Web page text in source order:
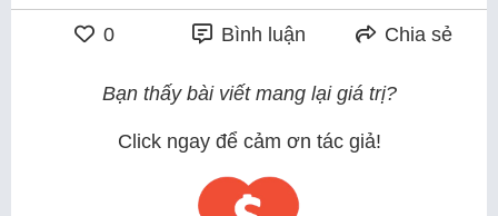
0 Bình luận Chia sẻ
Bạn thấy bài viết mang lại giá trị?
Click ngay để cảm ơn tác giả!